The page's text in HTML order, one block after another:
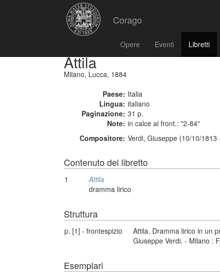
Corago
Opere Eventi Libretti
Attila
Milano, Lucca, 1884
Paese: Italia
Lingua: italiano
Paginazione: 31 p.
Note: in calce al front.: "2-84"
Compositore: Verdi, Giuseppe (10/10/
Contenuto del libretto
1
Attila
dramma lirico
Struttura
p. [1] - frontespizio
Attila. Dramma lirico in un
Giuseppe Verdi. - Milano :
Esemplari